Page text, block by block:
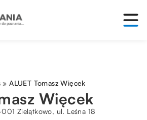
»ALUET Tomasz Więcek
Więcek
Zielątkowo, ul. Leśna 18